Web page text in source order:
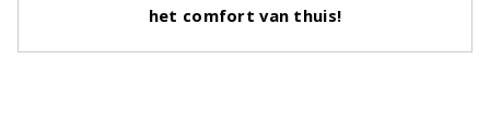
het comfort van thuis!